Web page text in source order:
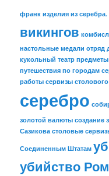
франк изделия из серебра.
викингов
настольные медали отряд
кукольный театр предметы
путешествия по городам
работы сервизы
серебро
золотой валюты создание
Сазикова столовые
Соединенным Штатам
убийство